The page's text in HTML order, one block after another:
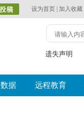
设为首页 加入收藏
遗失声明
数据 远程教育